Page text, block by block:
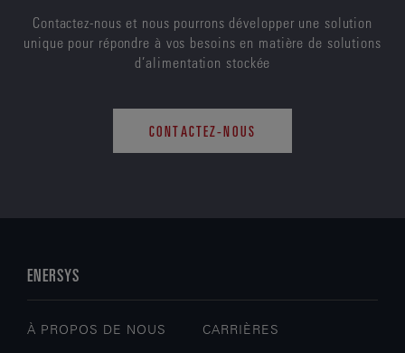
Contactez-nous et nous pourrons développer une solution
unique pour répondre à vos besoins en matière de solutions
d’alimentation stockée
CONTACTEZ-NOUS
ENERSYS
À PROPOS DE NOUS CARRIÈRES